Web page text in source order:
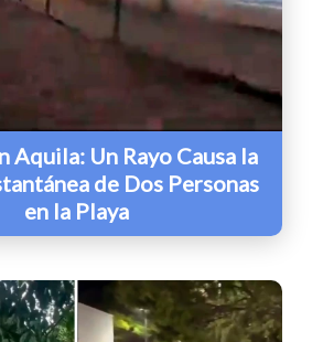
Aquila: Un Rayo Causa la
de Dos Personas
en la Playa